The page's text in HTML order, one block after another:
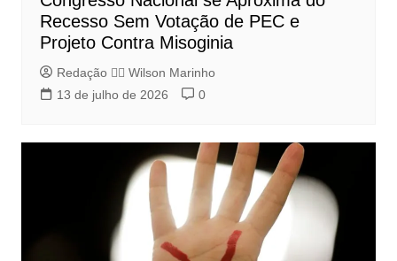
Recesso Sem Votação de PEC e
Projeto Contra Misoginia
Redação 👨‍⚖️​ Wilson Marinho
13 de julho de 2026
0